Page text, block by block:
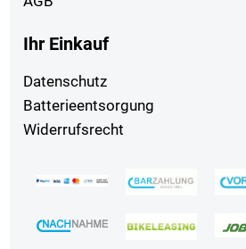
Ihr Einkauf
Datenschutz
Batterieentsorgung
Widerrufsrecht